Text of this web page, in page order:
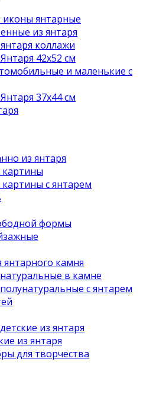
янтарные
из янтаря
коллажи
42х52 см
и маленькие с
37х44 см
из янтаря
с янтарем
формы
камня
в камне
с янтарем
из янтаря
из янтаря
для творчества